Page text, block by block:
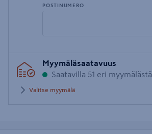
POSTINUMERO
postinumero
Myymäläsaatavuus
Saatavilla 51 eri myymälästä
Valitse myymälä